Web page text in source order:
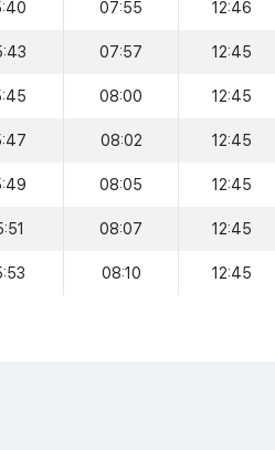
07:55 12:46
07:57 12:45
08:00 12:45
08:02 12:45
08:05 12:45
08:07 12:45
08:10 12:45